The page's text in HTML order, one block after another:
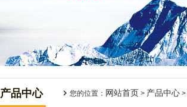
产品中心 您的位置： 网站首页 > 产品中心 >